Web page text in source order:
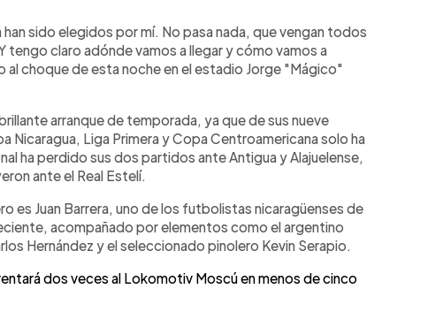
sido elegidos por mí. No pasa nada, que vengan todos
tengo claro adónde vamos a llegar y cómo vamos a
al choque de esta noche en el estadio Jorge "Mágico"
arranque de temporada, ya que de sus nueve
Liga Primera y Copa Centroamericana solo ha
ha perdido sus dos partidos ante Antigua y Alajuelense,
ante el Real Estelí.
es Juan Barrera, uno de los futbolistas nicaragüenses de
acompañado por elementos como el argentino
Hernández y el seleccionado pinolero Kevin Serapio.
dos veces al Lokomotiv Moscú en menos de cinco